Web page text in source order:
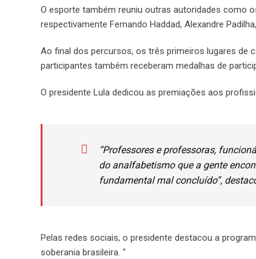
O esporte também reuniu outras autoridades como
respectivamente Fernando Haddad, Alexandre
Ao final dos percursos, os três primeiros lugares de
participantes também receberam medalhas de
O presidente Lula dedicou as premiações aos
“Professores e professoras,
do analfabetismo que a gente
fundamental mal concluído”,
Pelas redes sociais, o presidente destacou a
soberania brasileira. “